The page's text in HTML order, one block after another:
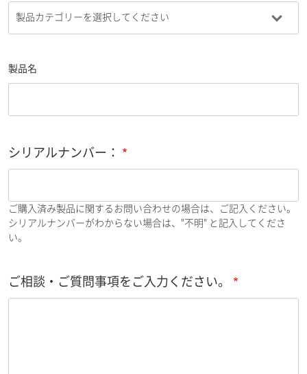
製品名
シリアルナンバー：
ご購入済み製品に関するお問い合わせの場合は、ご記入ください。
シリアルナンバーがわからない場合は、"不明" と記入してくださ
い。
ご相談・ご質問事項をご入力ください。